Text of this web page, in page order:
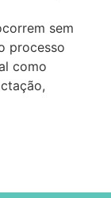
sem
processo
como